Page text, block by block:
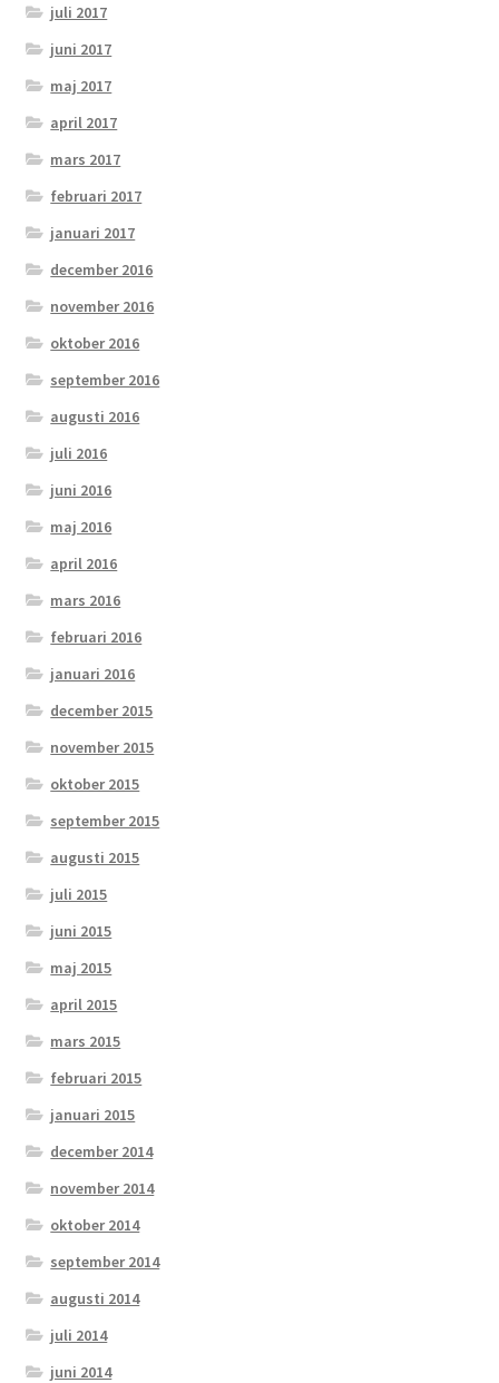
juli 2017
juni 2017
maj 2017
april 2017
mars 2017
februari 2017
januari 2017
december 2016
november 2016
oktober 2016
september 2016
augusti 2016
juli 2016
juni 2016
maj 2016
april 2016
mars 2016
februari 2016
januari 2016
december 2015
november 2015
oktober 2015
september 2015
augusti 2015
juli 2015
juni 2015
maj 2015
april 2015
mars 2015
februari 2015
januari 2015
december 2014
november 2014
oktober 2014
september 2014
augusti 2014
juli 2014
juni 2014